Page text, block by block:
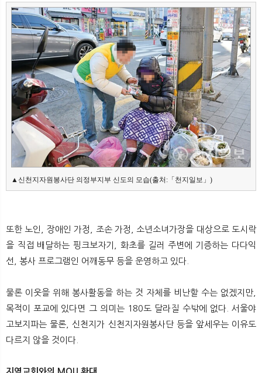
▲신천지자원봉사단 의정부지부 신도의 모습(출처:「천지일보」)
또한 노인, 장애인 가정, 조손 가정, 소년소녀가장을 대상으로 도시락
을 직접 배달하는 핑크보자기, 화초를 길러 주변에 기증하는 다다익
선, 봉사 프로그램인 어깨동무 등을 운영하고 있다.
물론 이웃을 위해 봉사활동을 하는 것 자체를 비난할 수는 없겠지만,
목적이 포교에 있다면 그 의미는 180도 달라질 수밖에 없다. 서울야
고보지파는 물론, 신천지가 신천지자원봉사단 등을 앞세우는 이유도
다르지 않을 것이다.